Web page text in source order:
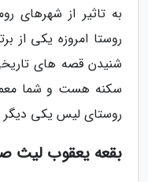
به تاثیر از شهرهای
روستا امروزه یکی از
شنیدن قصه های
سکنه هست و شما
روستای لیس یکی دیگر
بقعه یعقوب لیث